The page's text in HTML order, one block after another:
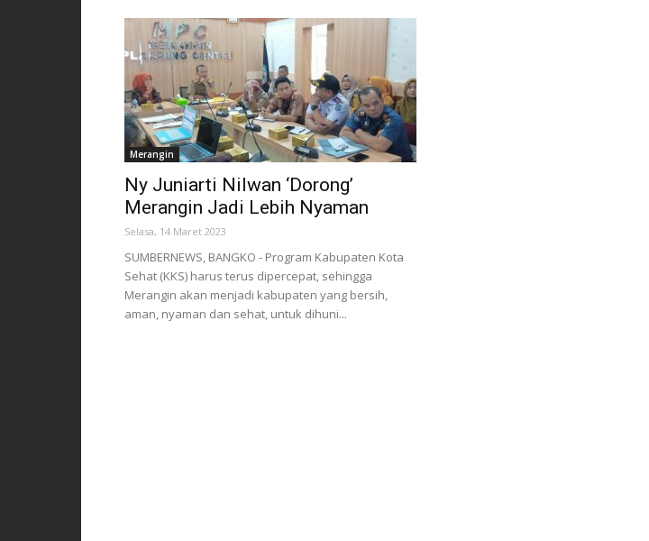
Merangin
Ny Juniarti Nilwan ‘Dorong’
Merangin Jadi Lebih Nyaman
Selasa, 14 Maret 2023
SUMBERNEWS, BANGKO - Program Kabupaten Kota
Sehat (KKS) harus terus dipercepat, sehingga
Merangin akan menjadi kabupaten yang bersih,
aman, nyaman dan sehat, untuk dihuni...